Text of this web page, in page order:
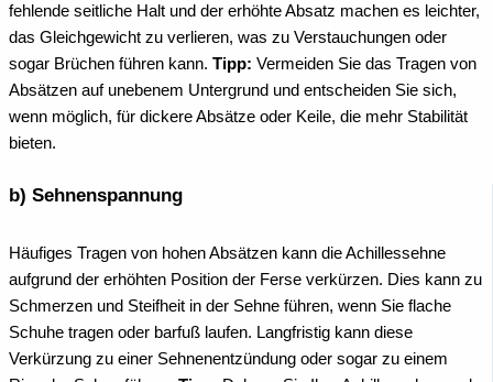
fehlende seitliche Halt und der erhöhte Absatz machen es leichter,
das Gleichgewicht zu verlieren, was zu Verstauchungen oder
sogar Brüchen führen kann. Tipp: Vermeiden Sie das Tragen von
Absätzen auf unebenem Untergrund und entscheiden Sie sich,
wenn möglich, für dickere Absätze oder Keile, die mehr Stabilität
bieten.
b) Sehnenspannung
Häufiges Tragen von hohen Absätzen kann die Achillessehne
aufgrund der erhöhten Position der Ferse verkürzen. Dies kann zu
Schmerzen und Steifheit in der Sehne führen, wenn Sie flache
Schuhe tragen oder barfuß laufen. Langfristig kann diese
Verkürzung zu einer Sehnenentzündung oder sogar zu einem